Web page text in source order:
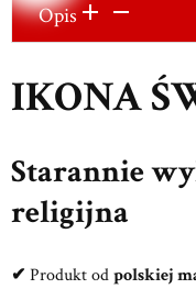
Opis
IKONA
Starannie
religijna
✔ Produkt odpolskiej